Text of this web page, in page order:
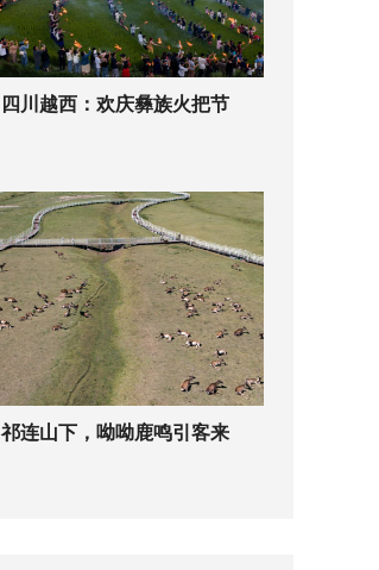
四川越西：欢庆彝族火把节
祁连山下，呦呦鹿鸣引客来